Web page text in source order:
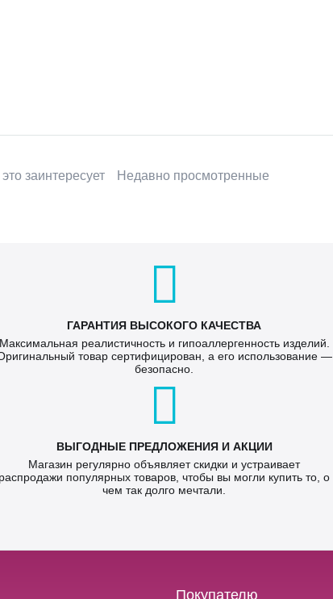
заинтересует Недавно просмотренные
ГАРАНТИЯ ВЫСОКОГО КАЧЕСТВА
Максимальная реалистичность и гипоаллергенность изделий.
товар сертифицирован, а его использование —
безопасно.
ВЫГОДНЫЕ ПРЕДЛОЖЕНИЯ И АКЦИИ
Магазин регулярно объявляет скидки и устраивает
распродажи популярных товаров, чтобы вы могли купить то, о
чем так долго мечтали.
Покупателю